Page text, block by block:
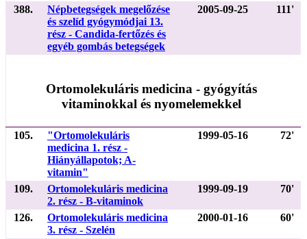
388.
Népbetegségek megelőzése
és szelíd gyógymódjai 13.
rész - Candida-fertőzés és
egyéb gombás betegségek
2005-09-25 111'
Ortomolekuláris medicina - gyógyítás
vitaminokkal és nyomelemekkel
105.
"Ortomolekuláris
medicina 1. rész -
Hiányállapotok; A-
vitamin"
1999-05-16 72'
109.
Ortomolekuláris medicina
2. rész - B-vitaminok
1999-09-19 70'
126.
Ortomolekuláris medicina
3. rész - Szelén
2000-01-16 60'